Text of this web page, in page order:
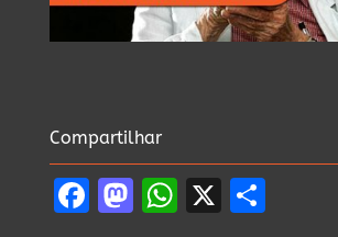
Compartilhar
Facebook
Mastodon
WhatsApp
X